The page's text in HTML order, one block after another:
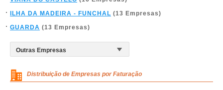
ILHA DA MADEIRA - FUNCHAL (13 Empresas)
GUARDA (13 Empresas)
Distribuição de Empresas por Faturação